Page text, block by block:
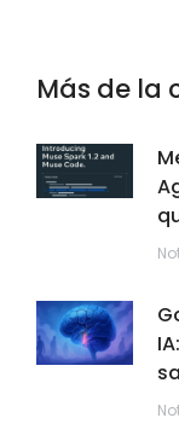
Más de la